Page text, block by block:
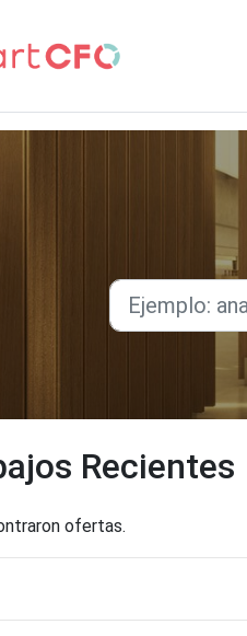
Recientes
ofertas.